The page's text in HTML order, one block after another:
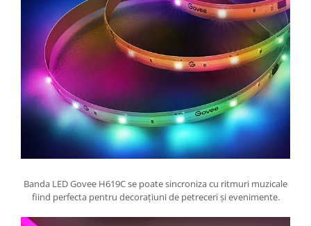
Banda LED Govee H619C se poate sincroniza cu ritmuri muzicale
fiind perfecta pentru decorațiuni de petreceri și evenimente.